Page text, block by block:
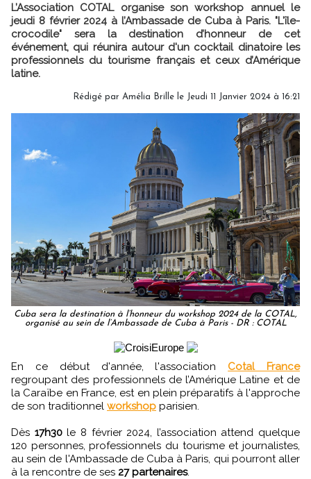
L’Association COTAL organise son workshop annuel le
jeudi 8 février 2024 à l’Ambassade de Cuba à Paris. "L'île-
crocodile" sera la destination d’honneur de cet
événement, qui réunira autour d'un cocktail dinatoire les
professionnels du tourisme français et ceux d’Amérique
latine.
Rédigé par Amélia Brille le Jeudi 11 Janvier 2024 à 16:21
Cuba sera la destination à l’honneur du workshop 2024 de la COTAL,
organisé au sein de l’Ambassade de Cuba à Paris - DR : COTAL
En ce début d'année, l'association Cotal France
regroupant des professionnels de l’Amérique Latine et de
la Caraïbe en France, est en plein préparatifs à l'approche
de son traditionnel workshop parisien.
Dès 17h30le 8 février 2024, l’association attend quelque
120 personnes, professionnels du tourisme et journalistes,
au sein de l'Ambassade de Cuba à Paris, qui pourront aller
à la rencontre de ses 27 partenaires.